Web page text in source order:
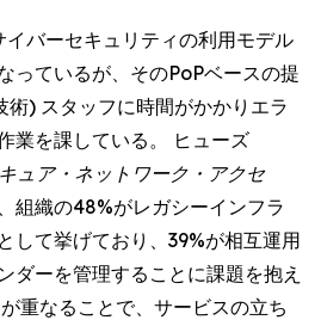
バーセキュリティの利用モデル
っているが、そのPoPベースの提
) スタッフに時間がかかりエラ
業を課している。 ヒューズ
ュア・ネットワーク・アクセ
組織の48%がレガシーインフラ
して挙げており、39%が相互運用
ダーを管理することに課題を抱え
重なることで、サービスの立ち